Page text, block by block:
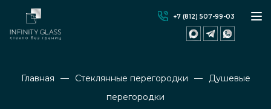
+7 (812) 507-99-03
Главная Стеклянные перегородки
Душевые
перегородки